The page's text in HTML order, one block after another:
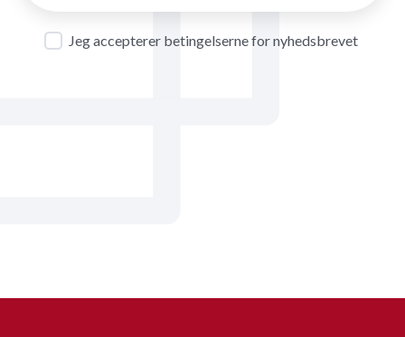
Jeg accepterer betingelserne for nyhedsbrevet